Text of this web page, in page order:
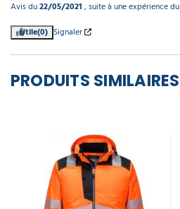
PRODUITS SIMILAIRES
Avis du22/05/2021 , suite à une expérience du
Utile(0) Signaler